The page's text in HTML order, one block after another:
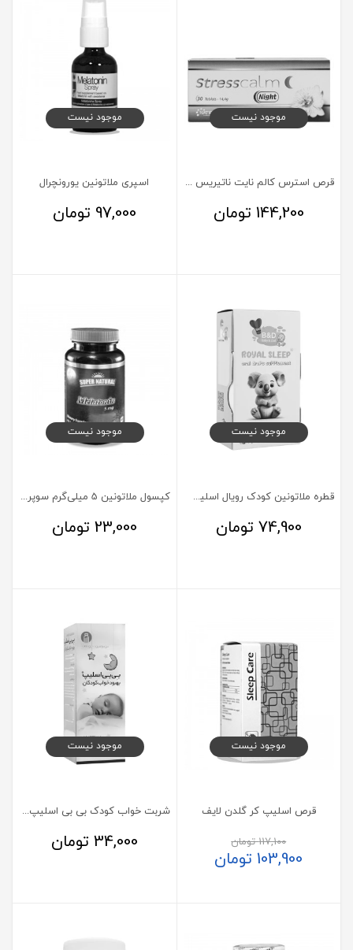
موجود نیست
قرص استرس کالم نایت ناتیریس 30 عدد
144,200 تومان
موجود نیست
اسپری ملاتونین یورونچرال
97,000 تومان
موجود نیست
قطره ملاتونین کودک رویال اسلیپ وانا دارو
74,900 تومان
موجود نیست
کپسول ملاتونین 5 میلی‌گرم سوپر نچرال 60 عدد
23,000 تومان
موجود نیست
قرص اسلیپ کر گلدن لایف
117,100تومان
103,900 تومان
موجود نیست
شربت خواب کودک بی بی اسلیپ آرشام دارو 120 میلی لیتر
34,000 تومان